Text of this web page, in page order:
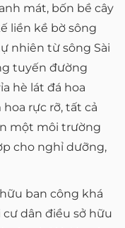
mát, bốn bề cây
liền kề bờ sông
nhiên từ sông Sài
tuyến đường
hè lát đá hoa
rực rỡ, tất cả
một môi trường
cho nghỉ dưỡng,
ban công khá
dân điều sở hữu